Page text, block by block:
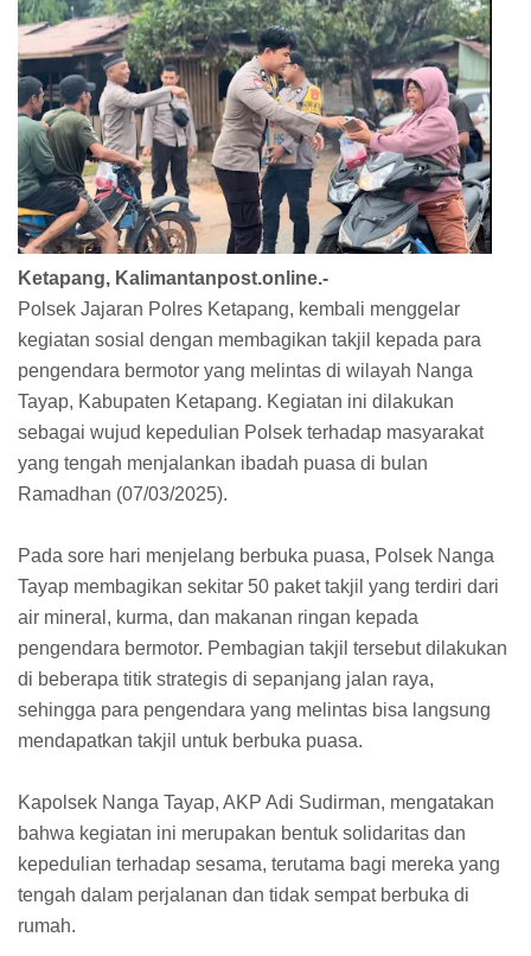
Ketapang, Kalimantanpost.online.-
Polsek Jajaran Polres Ketapang, kembali menggelar
kegiatan sosial dengan membagikan takjil kepada para
pengendara bermotor yang melintas di wilayah Nanga
Tayap, Kabupaten Ketapang. Kegiatan ini dilakukan
sebagai wujud kepedulian Polsek terhadap masyarakat
yang tengah menjalankan ibadah puasa di bulan
Ramadhan (07/03/2025).
Pada sore hari menjelang berbuka puasa, Polsek Nanga
Tayap membagikan sekitar 50 paket takjil yang terdiri dari
air mineral, kurma, dan makanan ringan kepada
pengendara bermotor. Pembagian takjil tersebut dilakukan
di beberapa titik strategis di sepanjang jalan raya,
sehingga para pengendara yang melintas bisa langsung
mendapatkan takjil untuk berbuka puasa.
Kapolsek Nanga Tayap, AKP Adi Sudirman, mengatakan
bahwa kegiatan ini merupakan bentuk solidaritas dan
kepedulian terhadap sesama, terutama bagi mereka yang
tengah dalam perjalanan dan tidak sempat berbuka di
rumah.